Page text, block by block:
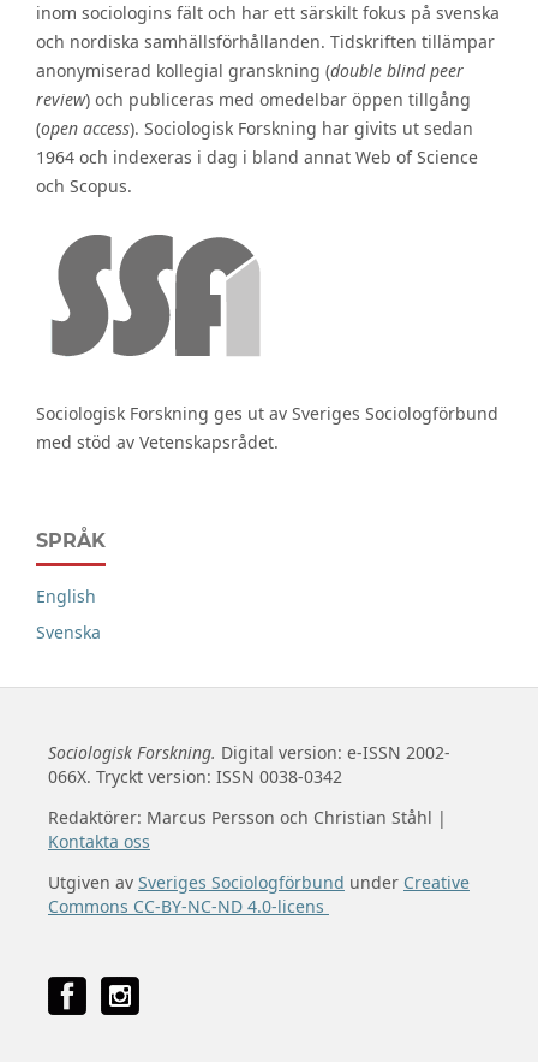
inom sociologins fält och har ett särskilt fokus på svenska
och nordiska samhällsförhållanden. Tidskriften tillämpar
anonymiserad kollegial granskning (double blind peer
review) och publiceras med omedelbar öppen tillgång
(open access). Sociologisk Forskning har givits ut sedan
1964 och indexeras i dag i bland annat Web of Science
och Scopus.
Sociologisk Forskning ges ut av Sveriges Sociologförbund
med stöd av Vetenskapsrådet.
SPRÅK
English
Svenska
Sociologisk Forskning. Digital version: e-ISSN 2002-
066X. Tryckt version: ISSN 0038-0342
Redaktörer: Marcus Persson och Christian Ståhl |
Kontakta oss
Utgiven av Sveriges Sociologförbund under Creative
Commons CC-BY-NC-ND 4.0-licens